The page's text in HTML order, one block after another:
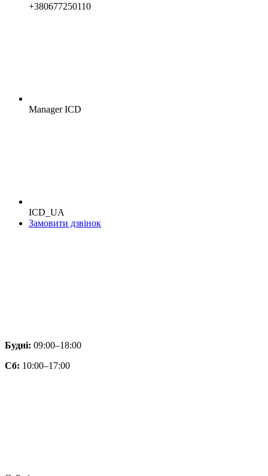
+380677250110
Manager ICD
ICD_UA
Замовити дзвінок
Будні: 09:00–18:00
Сб: 10:00–17:00